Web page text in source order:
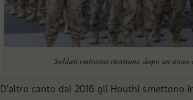
Soldati emiratini rientrano dopo un anno
D’altro canto dal 2016 gli Houthi smettono